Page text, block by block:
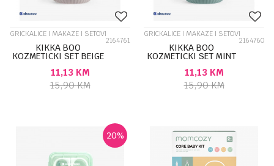
GRICKALICE I MAKAZE I SETOVI
2164761
KIKKA BOO
KOZMETICKI SET BEIGE
11,13 KM
15,90KM
GRICKALICE I MAKAZE I SETOVI
2164760
KIKKA BOO
KOZMETICKI SET MINT
11,13 KM
15,90KM
20%